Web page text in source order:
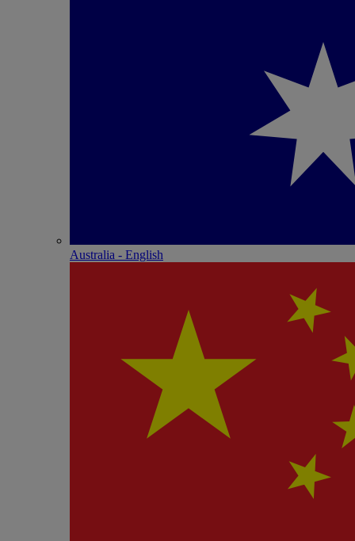
Australia - English